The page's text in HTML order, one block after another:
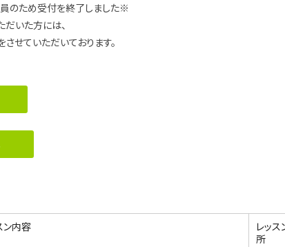
のため受付を終了しました※
だいた方には、
せていただいております。
ン内容
レッス
所